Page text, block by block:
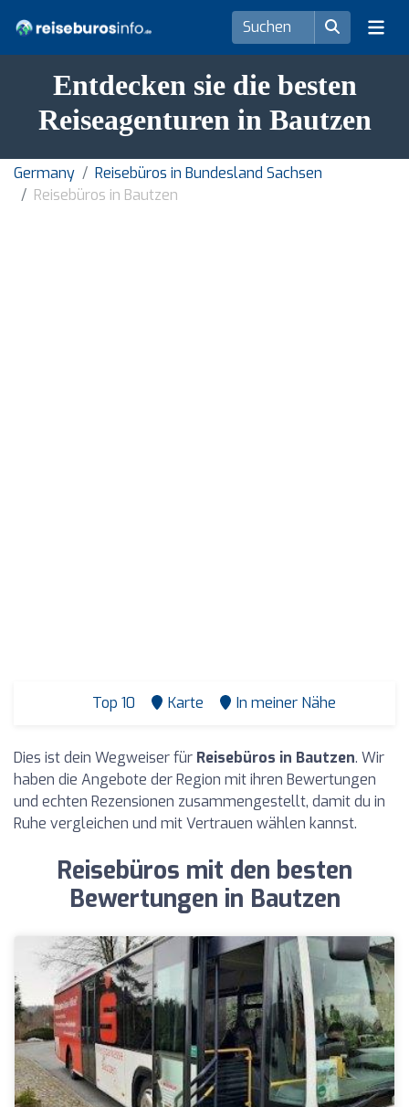
Entdecken sie die besten
Reiseagenturen in Bautzen
Germany
Reisebüros in Bundesland Sachsen
Reisebüros in Bautzen
Top 10 Karte In meiner Nähe
Dies ist dein Wegweiser für Reisebüros in Bautzen. Wir
haben die Angebote der Region mit ihren Bewertungen
und echten Rezensionen zusammengestellt, damit du in
Ruhe vergleichen und mit Vertrauen wählen kannst.
Reisebüros mit den besten
Bewertungen in Bautzen